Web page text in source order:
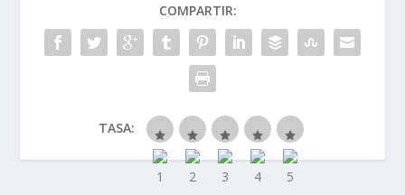
COMPARTIR:
TASA: